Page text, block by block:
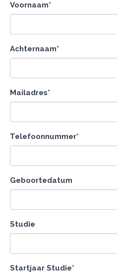
Voornaam*
Achternaam*
Mailadres*
Telefoonnummer*
Geboortedatum
Studie
Startjaar Studie*